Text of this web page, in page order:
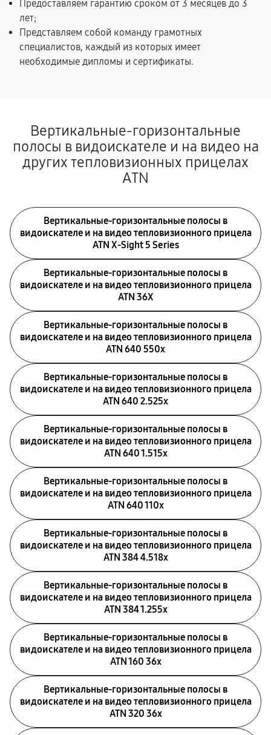
Предоставляем гарантию сроком от 3 месяцев до 3
лет;
Представляем собой команду грамотных
специалистов, каждый из которых имеет
необходимые дипломы и сертификаты.
Вертикальные-горизонтальные
полосы в видоискателе и на видео на
других тепловизионных прицелах
ATN
Вертикальные-горизонтальные полосы в
видоискателе и на видео тепловизионного прицела
ATN X‑Sight 5 Series
Вертикальные-горизонтальные полосы в
видоискателе и на видео тепловизионного прицела
ATN 36X
Вертикальные-горизонтальные полосы в
видоискателе и на видео тепловизионного прицела
ATN 640 550x
Вертикальные-горизонтальные полосы в
видоискателе и на видео тепловизионного прицела
ATN 640 2.525x
Вертикальные-горизонтальные полосы в
видоискателе и на видео тепловизионного прицела
ATN 640 1.515x
Вертикальные-горизонтальные полосы в
видоискателе и на видео тепловизионного прицела
ATN 640 110x
Вертикальные-горизонтальные полосы в
видоискателе и на видео тепловизионного прицела
ATN 384 4.518x
Вертикальные-горизонтальные полосы в
видоискателе и на видео тепловизионного прицела
ATN 384 1.255х
Вертикальные-горизонтальные полосы в
видоискателе и на видео тепловизионного прицела
ATN 160 36x
Вертикальные-горизонтальные полосы в
видоискателе и на видео тепловизионного прицела
ATN 320 36x